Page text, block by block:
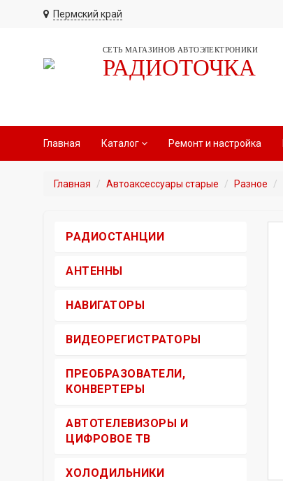
Пермский край
СЕТЬ МАГАЗИНОВ АВТОЭЛЕКТРОНИКИ
РАДИОТОЧКА
Главная Каталог Ремонт и настройка
Главная Автоаксессуары старые Разное
РАДИОСТАНЦИИ
АНТЕННЫ
НАВИГАТОРЫ
ВИДЕОРЕГИСТРАТОРЫ
ПРЕОБРАЗОВАТЕЛИ,
КОНВЕРТЕРЫ
АВТОТЕЛЕВИЗОРЫ И
ЦИФРОВОЕ ТВ
ХОЛОДИЛЬНИКИ